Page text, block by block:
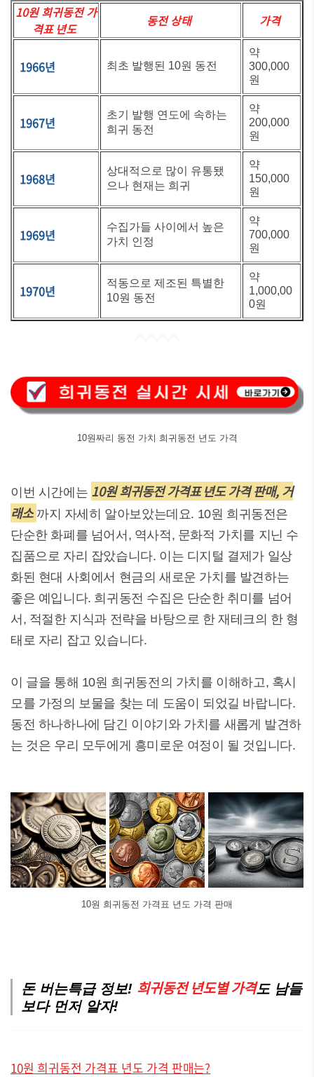
10원 희귀동전 가
격표 년도
동전 상태 가격
1966년 최초 발행된 10원 동전
약
300,000
원
1967년
초기 발행 연도에 속하는
희귀 동전
약
200,000
원
1968년
상대적으로 많이 유통됐
으나 현재는 희귀
약
150,000
원
1969년
수집가들 사이에서 높은
가치 인정
약
700,000
원
1970년
적동으로 제조된 특별한
10원 동전
약
1,000,00
0원
10원짜리 동전 가치 희귀동전 년도 가격
이번 시간에는 10원 희귀동전 가격표 년도 가격 판매, 거
래소 까지 자세히 알아보았는데요. 10원 희귀동전은
단순한 화폐를 넘어서, 역사적, 문화적 가치를 지닌 수
집품으로 자리 잡았습니다. 이는 디지털 결제가 일상
화된 현대 사회에서 현금의 새로운 가치를 발견하는
좋은 예입니다. 희귀동전 수집은 단순한 취미를 넘어
서, 적절한 지식과 전략을 바탕으로 한 재테크의 한 형
태로 자리 잡고 있습니다.
이 글을 통해 10원 희귀동전의 가치를 이해하고, 혹시
모를 가정의 보물을 찾는 데 도움이 되었길 바랍니다.
동전 하나하나에 담긴 이야기와 가치를 새롭게 발견하
는 것은 우리 모두에게 흥미로운 여정이 될 것입니다.
10원 희귀동전 가격표 년도 가격 판매
돈 버는특급 정보! 희귀동전 년도별 가격도 남들
보다 먼저 알자!
10원 희귀동전 가격표 년도 가격 판매는?